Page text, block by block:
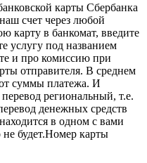
карты Сбербанка
счет через любой
карту в банкомат, введите
услугу под названием
и про комиссию при
отправителя. В среднем
от суммы платежа. И
региональный, т.е.
денежных средств
в одном с вами
будет.Номер карты